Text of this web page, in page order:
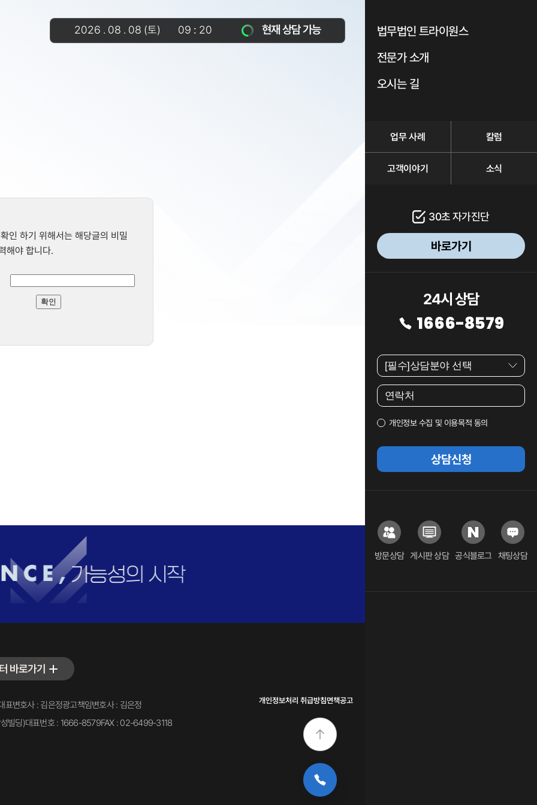
법무법인 트라이원스
전문가 소개
오시는 길
업무 사례 칼럼
고객이야기 소식
30초 자가진단
바로가기
24시 상담
1666-8579
개인정보 수집 및 이용목적 동의
상담신청
방문상담 게시판 상담 공식블로그 채팅상담
2026 . 08 . 08 (토) 09 20 현재 상담 가능
인 하기 위해서는 해당글의 비밀
해야 합니다.
바로가기
표변호사 : 김은정광고책임변호사 : 김은정
빌딩)대표번호 : 1666-8579FAX : 02-6499-3118
개인정보처리 취급방침면책공고